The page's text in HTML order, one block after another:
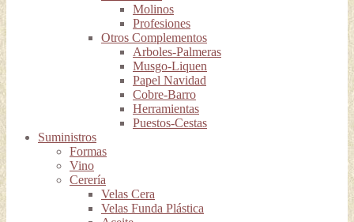
Molinos
Profesiones
Otros Complementos
Arboles-Palmeras
Musgo-Liquen
Papel Navidad
Cobre-Barro
Herramientas
Puestos-Cestas
Suministros
Formas
Vino
Cerería
Velas Cera
Velas Funda Plástica